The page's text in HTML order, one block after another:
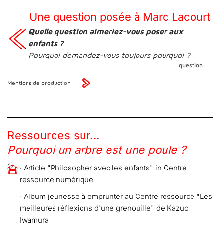
Une question posée à Marc Lacourt
Quelle question aimeriez-vous poser aux
enfants ?
Pourquoi demandez-vous toujours pourquoi ?
question
Mentions de production
Ressources sur...
Pourquoi un arbre est une poule ?
· Article "Philosopher avec les enfants" in Centre
ressource numérique
· Album jeunesse à emprunter au Centre ressource "Les
meilleures réflexions d'une grenouille" de Kazuo
Iwamura